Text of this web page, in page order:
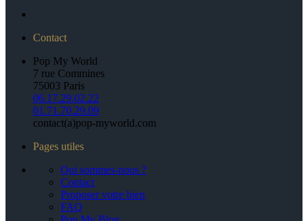
Contact
Pop My World
7 rue Commines
75003 Paris
06.17.29.02.22
01.71.70.29.09
contact(a)pop-myworld.com
Pages utiles
Qui sommes-nous ?
Contact
Proposer votre bien
FAQ